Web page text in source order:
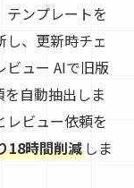
ンプレートを
、更新時チェ
ビュー AIで旧版
自動抽出しま
レビュー依頼を
18時間削減しま